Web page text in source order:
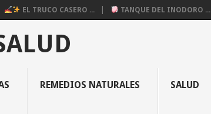
EL TRUCO CASERO ... TANQUE DEL INODORO ...
REMEDIOS NATURALES SALUD